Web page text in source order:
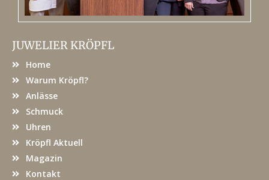
JUWELIER KRÖPFL
Home
Warum Kröpfl?
Anlässe
Schmuck
Uhren
Kröpfl Aktuell
Magazin
Kontakt